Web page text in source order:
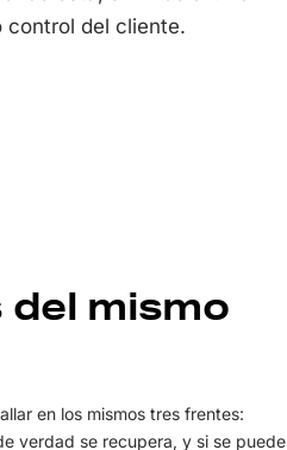
control del cliente.
del mismo
en los mismos tres frentes:
verdad se recupera, y si se puede